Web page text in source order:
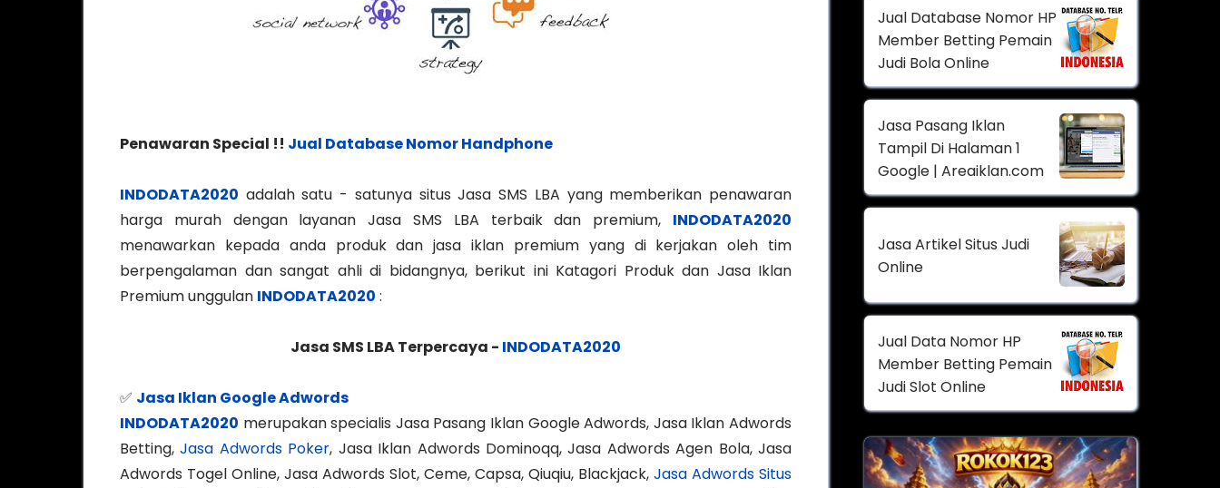
Penawaran Special !! Jual Database Nomor Handphone
INDODATA2020 adalah satu - satunya situs Jasa SMS LBA yang memberikan penawaran
harga murah dengan layanan Jasa SMS LBA terbaik dan premium, INDODATA2020
menawarkan kepada anda produk dan jasa iklan premium yang di kerjakan oleh tim
berpengalaman dan sangat ahli di bidangnya, berikut ini Katagori Produk dan Jasa Iklan
Premium unggulan INDODATA2020 :
Jasa SMS LBA Terpercaya - INDODATA2020
✅ Jasa Iklan Google Adwords
INDODATA2020 merupakan specialis Jasa Pasang Iklan Google Adwords, Jasa Iklan Adwords
Betting,Jasa Adwords Poker, Jasa Iklan Adwords Dominoqq, Jasa Adwords Agen Bola, Jasa
Adwords Togel Online, Jasa Adwords Slot, Ceme, Capsa, Qiuqiu, Blackjack, Jasa Adwords Situs
Jual Database Nomor HP
Member Betting Pemain
Judi Bola Online
Jasa Pasang Iklan
Tampil Di Halaman 1
Google | Areaiklan.com
Jasa Artikel Situs Judi
Online
Jual Data Nomor HP
Member Betting Pemain
Judi Slot Online